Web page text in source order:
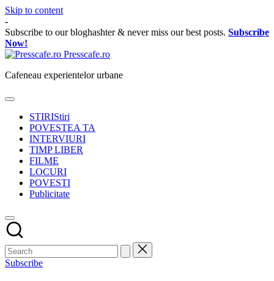
Skip to content
-
Subscribe to our bloghashter & never miss our best posts. Subscribe
Now!
Presscafe.ro
Cafeneau experientelor urbane
STIRIStiri
POVESTEA TA
INTERVIURI
TIMP LIBER
FILME
LOCURI
POVESTI
Publicitate
Subscribe